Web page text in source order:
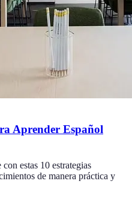
Aprender Español
estas 10 estrategias
de manera práctica y